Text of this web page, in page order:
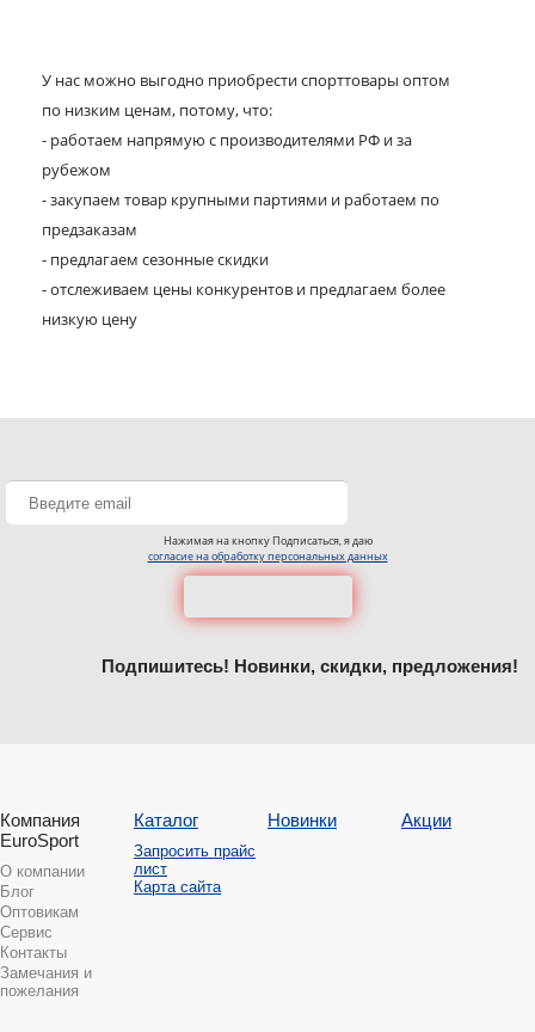
У нас можно выгодно приобрести спорттовары оптом
по низким ценам, потому, что:
- работаем напрямую с производителями РФ и за
рубежом
- закупаем товар крупными партиями и работаем по
предзаказам
- предлагаем сезонные скидки
- отслеживаем цены конкурентов и предлагаем более
низкую цену
Нажимая на кнопку Подписаться, я даю
согласие на обработку персональных данных
Подпишитесь! Новинки, скидки, предложения!
Компания
EuroSport
О компании
Блог
Оптовикам
Сервис
Контакты
Замечания и
пожелания
Каталог
Запросить прайс
лист
Карта сайта
Новинки Акции